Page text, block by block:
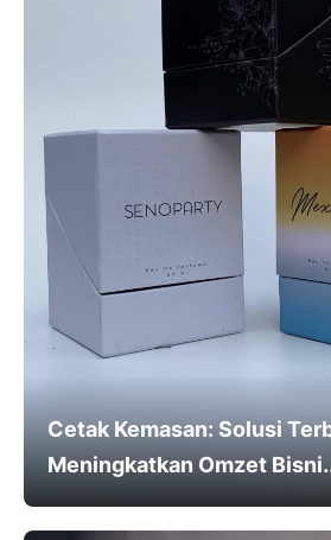
Cetak Kemasan: Solusi
Meningkatkan Omzet